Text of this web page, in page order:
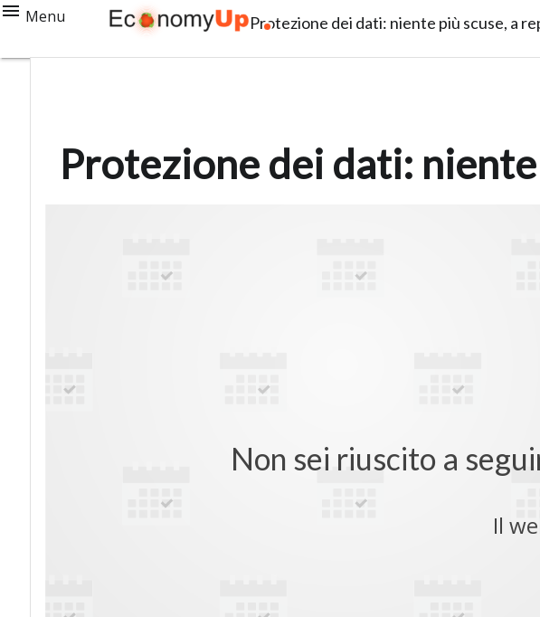
Menu Protezione dei dati: niente più scuse, a
Protezione dei dati:
Non sei riuscito a
Il